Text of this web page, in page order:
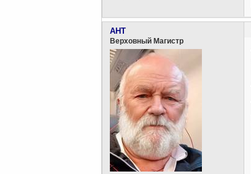
AHT
Верховный Магистр